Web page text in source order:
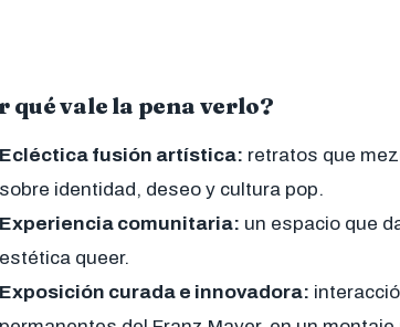
qué vale la pena verlo?
Ecléctica fusión artística: retratos que
sobre identidad, deseo y cultura pop.
Experiencia comunitaria: un espacio que
estética queer.
Exposición curada e innovadora: